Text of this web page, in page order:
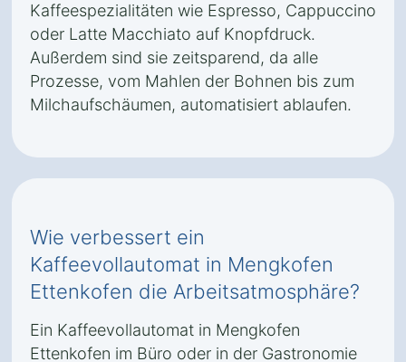
Kaffeespezialitäten wie Espresso, Cappuccino
oder Latte Macchiato auf Knopfdruck.
Außerdem sind sie zeitsparend, da alle
Prozesse, vom Mahlen der Bohnen bis zum
Milchaufschäumen, automatisiert ablaufen.
Wie verbessert ein
Kaffeevollautomat in Mengkofen
Ettenkofen die Arbeitsatmosphäre?
Ein Kaffeevollautomat in Mengkofen
Ettenkofen im Büro oder in der Gastronomie